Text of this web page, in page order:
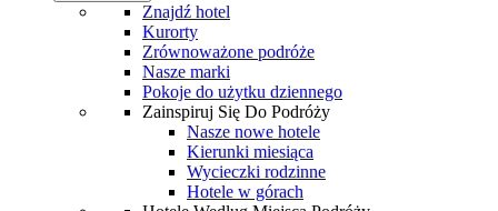
Znajdź hotel
Kurorty
Zrównoważone podróże
Nasze marki
Pokoje do użytku dziennego
Zainspiruj Się Do Podróży
Nasze nowe hotele
Kierunki miesiąca
Wycieczki rodzinne
Hotele w górach